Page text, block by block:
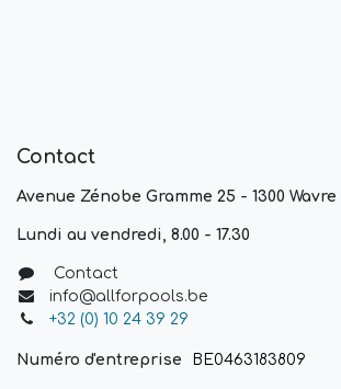
Contact
Avenue Zénobe Gramme 25 - 1300 Wavre
Lundi au vendredi, 8.00 - 17.30
Contact
info@allforpools.be
+32 (0) 10 24 39 29
Numéro d'entreprise BE0463183809